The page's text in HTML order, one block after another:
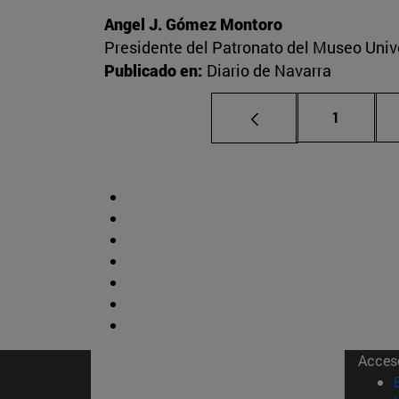
Angel J. Gómez Montoro
Presidente del Patronato del Museo
Publicado en: Diario de Navarra
Página
1